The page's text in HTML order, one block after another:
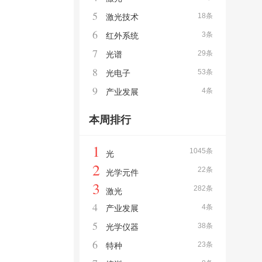
18条
5 激光技术
3条
6 红外系统
29条
7 光谱
53条
8 光电子
4条
9 产业发展
本周排行
1045条
1 光
22条
2 光学元件
282条
3 激光
4条
4 产业发展
38条
5 光学仪器
23条
6 特种